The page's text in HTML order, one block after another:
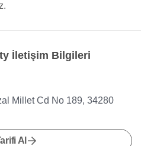
İletişim Bilgileri
Millet Cd No 189, 34280
Al